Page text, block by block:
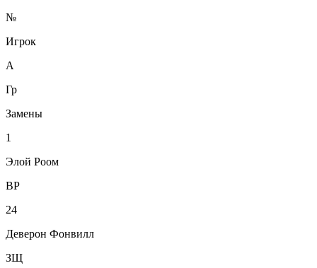
№
Игрок
А
Гр
Замены
1
Элой Роом
ВР
24
Деверон Фонвилл
ЗЩ